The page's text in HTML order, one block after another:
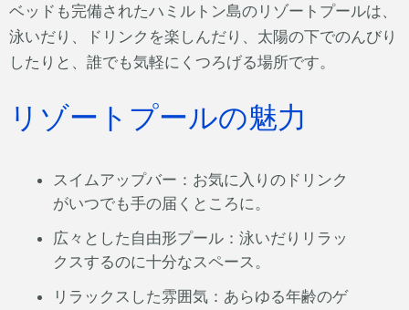
ベッドも完備されたハミルトン島のリゾートプールは、
泳いだり、ドリンクを楽しんだり、太陽の下でのんびり
したりと、誰でも気軽にくつろげる場所です。
リゾートプールの魅力
スイムアップバー：お気に入りのドリンク
がいつでも手の届くところに。
広々とした自由形プール：泳いだりリラッ
クスするのに十分なスペース。
リラックスした雰囲気：あらゆる年齢のゲ